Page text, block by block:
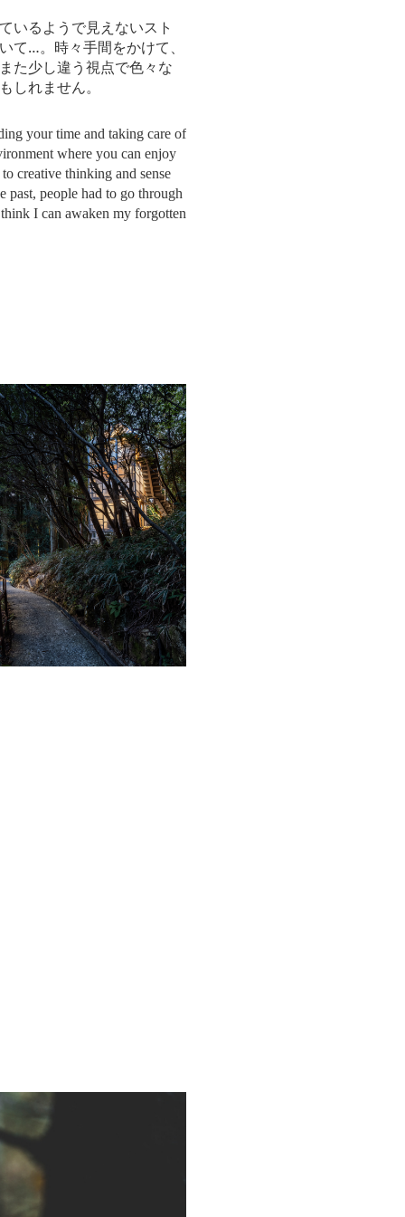
いるようで見えないスト
て…。時々手間をかけて、
た少し違う視点で色々な
しれません。
your time and taking care of
where you can enjoy
creative thinking and sense
people had to go through
I can awaken my forgotten